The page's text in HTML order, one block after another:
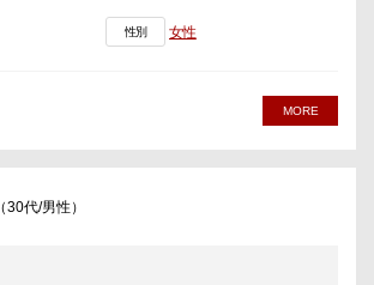
性別 女性
MORE
（30代/男性）